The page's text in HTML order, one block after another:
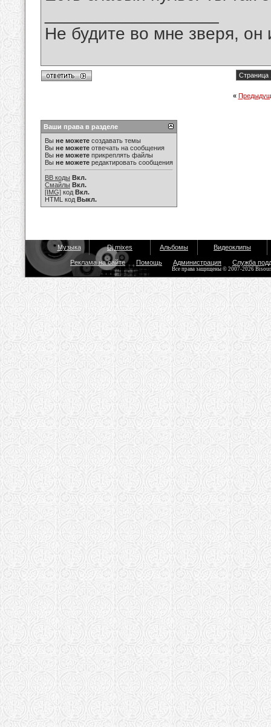
Не будите во мне зверя, он
Страница
«
Ваши права в разделе
Вы не можете создавать темы
Вы не можете отвечать на сообщения
Вы не можете прикреплять файлы
Вы не можете редактировать сообщения
BB коды Вкл.
Смайлы Вкл.
[IMG] код Вкл.
HTML код Выкл.
Музыка Dj mixes Альбомы Видеоклипы
Реклама на сайте Помощь Администрация Служба
Все права защищены © 2007-2026